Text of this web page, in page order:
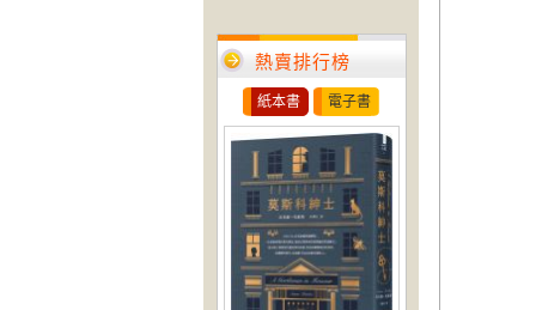
熱賣排行榜
紙本書 電子書